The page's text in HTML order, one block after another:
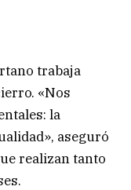
trabaja
«Nos
la
aseguró
realizan tanto